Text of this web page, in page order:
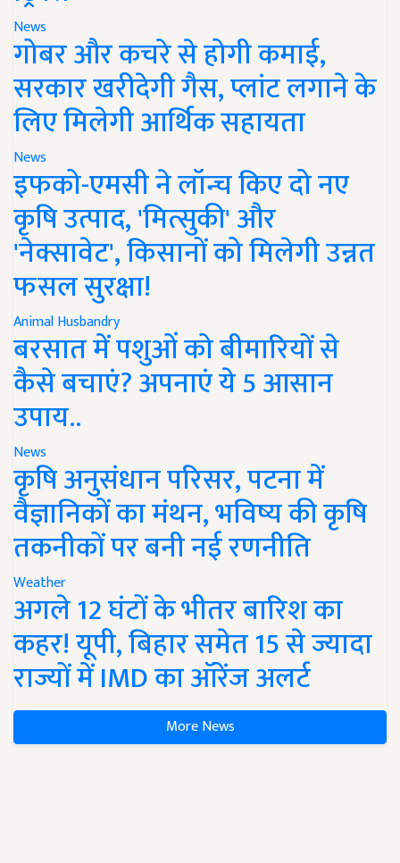
News
गोबर और कचरे से होगी कमाई,
सरकार खरीदेगी गैस, प्लांट लगाने के
लिए मिलेगी आर्थिक सहायता
News
इफको-एमसी ने लॉन्च किए दो नए
कृषि उत्पाद, 'मित्सुकी' और
'नेक्सावेट', किसानों को मिलेगी उन्नत
फसल सुरक्षा!
Animal Husbandry
बरसात में पशुओं को बीमारियों से
कैसे बचाएं? अपनाएं ये 5 आसान
उपाय..
News
कृषि अनुसंधान परिसर, पटना में
वैज्ञानिकों का मंथन, भविष्य की कृषि
तकनीकों पर बनी नई रणनीति
Weather
अगले 12 घंटों के भीतर बारिश का
कहर! यूपी, बिहार समेत 15 से ज्यादा
राज्यों में IMD का ऑरेंज अलर्ट
More News